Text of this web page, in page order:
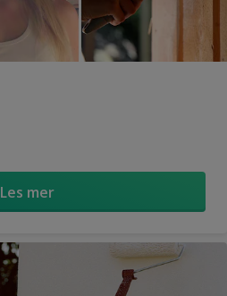
Les mer